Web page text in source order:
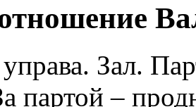
Зал.
партой –